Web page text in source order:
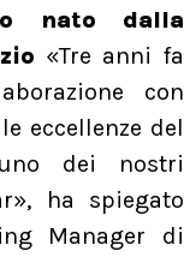
nato dalla
«Tre anni fa
con
eccellenze del
dei nostri
ha spiegato
Manager di